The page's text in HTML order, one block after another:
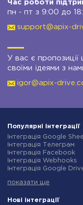
Час роботи
пн - пт з 9:00 до
support@apix-
У вас є пропозиції
своїми ідеями з
igor@apix-
Популярні інтеграції
Інтеграція Google
Інтеграція Телеграм
Інтеграція Facebook
Інтеграція Webhooks
Інтеграція Google
Інтеграція Gmail
Інтеграція Rozetka
показати ще
Нові інтеграції